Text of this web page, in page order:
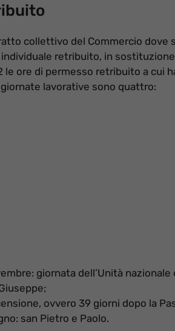
collettivo del Commercio dove
retribuito, in
le ore di permesso retribuito a cui
lavorative sono quattro:
giornata dell’Unità
ovvero 39 giorni dopo la
san Pietro e Paolo.